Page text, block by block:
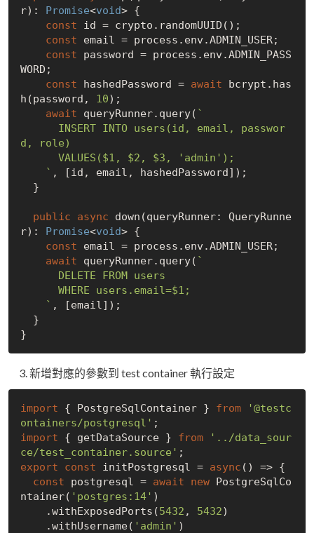
r): Promise<void> {
const id = crypto.randomUUID();
const email = process.env.ADMIN_USER;
const password = process.env.ADMIN_PASS
WORD;
const hashedPassword = await bcrypt.has
h(password, 10);
await queryRunner.query( `
d, role)
    `
, [id, email, hashedPassword]);
public async down(queryRunner: QueryRunne
r): Promise<void> {
const email = process.env.ADMIN_USER;
await queryRunner.query( `
    `
, [email]);
新增對應的參數到 test container 執行設定
import { PostgreSqlContainer } from
'@testc
ontainers/postgresql'
import { getDataSource } from
'../data_sour
ce/test_container.source'
export
const initPostgresql = async () => {
const postgresql = await new PostgreSqlCo
ntainer( 'postgres:14' )
    .withExposedPorts(
5432 , 5432)
    .withUsername(
'admin' )